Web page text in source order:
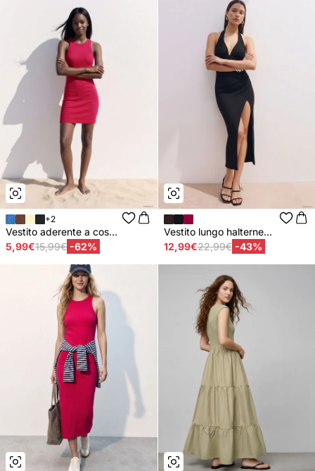
+2
Vestito aderente a cos...
5,99€15,99€ -62%
Vestito lungo halterne...
12,99€22,99€ -43%